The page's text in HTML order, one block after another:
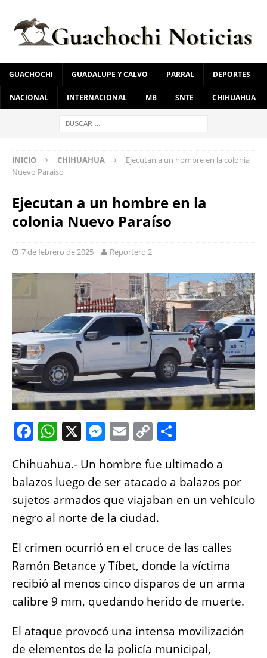
GUACHOCHI GUADALUPE Y CALVO PARRAL DEPORTES
NACIONAL INTERNACIONAL MB SNTE CHIHUAHUA
INICIO CHIHUAHUA
Ejecutan a un hombre en la colonia
Nuevo Paraíso
Ejecutan a un hombre en la
colonia Nuevo Paraíso
7 de febrero de 2025 Reportero 2
F
c
e
b
o
o
k
W
at
s
A
p
p
X M
ss
e
n
g
er
E
ai
l
C
p
y
Li
n
k
a
re
Chihuahua.- Un hombre fue ultimado a
balazos luego de ser atacado a balazos por
sujetos armados que viajaban en un vehículo
negro al norte de la ciudad.
El crimen ocurrió en el cruce de las calles
Ramón Betance y Tíbet, donde la víctima
recibió al menos cinco disparos de un arma
calibre 9 mm, quedando herido de muerte.
El ataque provocó una intensa movilización
de elementos de la policía municipal,